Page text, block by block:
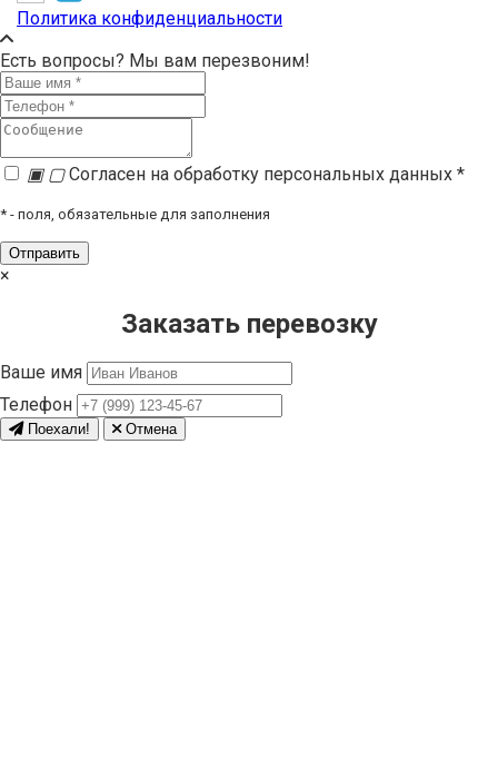
Политика конфиденциальности
Есть вопросы? Мы вам перезвоним!
▣ ▢Согласен на обработку персональных данных *
* - поля, обязательные для заполнения
×
Заказать перевозку
Ваше имя
Телефон
Поехали! Отмена